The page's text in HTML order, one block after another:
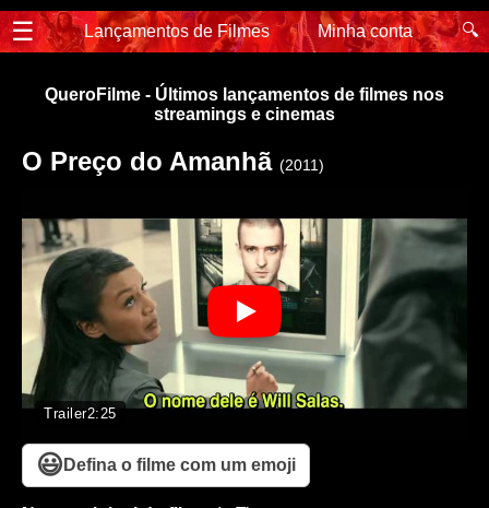
☰ Lançamentos de Filmes Minha conta 🔍
QueroFilme - Últimos lançamentos de filmes nos
streamings e cinemas
O Preço do Amanhã (2011)
Trailer2:25
😃 Defina o filme com um emoji